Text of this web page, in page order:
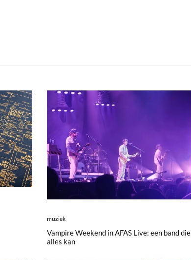
muziek
Vampire Weekend in AFAS Live: een band die
alles kan